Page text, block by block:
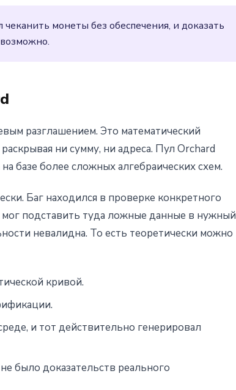
чеканить монеты без обеспечения, и доказать
разглашением. Это математический
ни сумму, ни адреса. Пул Orchard
базе более сложных алгебраических схем.
Баг находился в проверке конкретного
подставить туда ложные данные в нужный
невалидна. То есть теоретически можно
кривой.
и тот действительно генерировал
было доказательств реального